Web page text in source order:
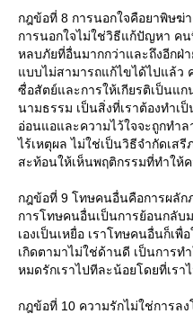
กฎข้อที่ 8 การนอกใจคือยาพิษฆ่
การนอกใจไม่ใช่วิธีแก้ปัญหา ค
หลบภัยที่อื่นมากกว่าและถึงอีกฝ่
บบไม่สามารถแก้ไขได้ไปแล้ว
ซื่อสัตย์และการให้เกียรติเป็นแ
นามธรรม เป็นสิ่งที่เราต้องทำเ
อ่อนแอและความไว้ใจจะถูกทำ
ไร้เหตุผล ไม่ใช่เป็นวิธีจำกัดเส
สะท้อนให้เห็นพฤติกรรมที่ทำให้
กฎข้อที่ 9 โทษคนอื่นคือการผลัก
การโทษคนอื่นเป็นการย้อนกลับ
เองเป็นเหยื่อ เราโทษคนอื่นก็เ
เกิดตามาไม่ใช่ด้านดี เป็นการ
หมดรักเราไปทีละน้อยโดยที่เรา
กฎข้อที่ 10 ความรักไม่ใช่การล